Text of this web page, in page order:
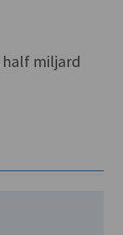
half miljard